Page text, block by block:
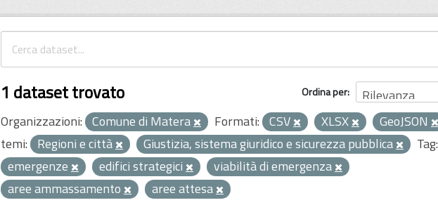
Ordina per
1 dataset trovato
Organizzazioni: Comune di Matera Formati: CSV XLSX
GeoJSON
temi: Regioni e città Giustizia, sistema giuridico e sicurezza pubblica
Tag:
emergenze
edifici strategici
viabilità di emergenza
aree ammassamento
aree attesa